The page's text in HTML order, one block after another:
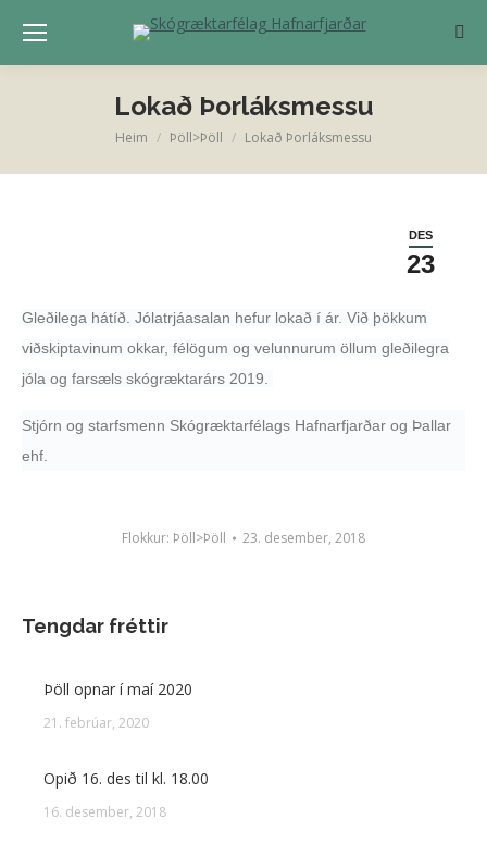
Lokað Þorláksmessu
You are here:
Heim Þöll>Þöll Lokað Þorláksmessu
DES
23
Gleðilega hátíð. Jólatrjáasalan hefur lokað í ár. Við þökkum
viðskiptavinum okkar, félögum og velunnurum öllum gleðilegra
jóla og farsæls skógræktarárs 2019.
Stjórn og starfsmenn Skógræktarfélags Hafnarfjarðar og Þallar
ehf.
Flokkur: Þöll>Þöll 23. desember, 2018
Tengdar fréttir
Þöll opnar í maí 2020
21. febrúar, 2020
Opið 16. des til kl. 18.00
16. desember, 2018